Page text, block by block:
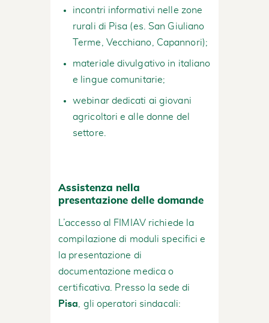
incontri informativi nelle zone
rurali di Pisa (es. San Giuliano
Terme, Vecchiano, Capannori);
materiale divulgativo in italiano
e lingue comunitarie;
webinar dedicati ai giovani
agricoltori e alle donne del
settore.
Assistenza nella
presentazione delle domande
L’accesso al FIMIAV richiede la
compilazione di moduli specifici e
la presentazione di
documentazione medica o
certificativa. Presso la sede di
Pisa , gli operatori sindacali: